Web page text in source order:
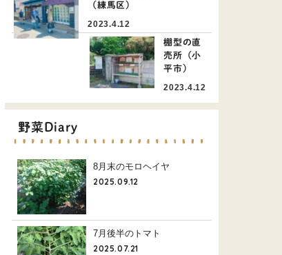
（練馬区）
2023.4.12
棚型の直
売所（小
平市）
2023.4.12
野菜Diary
8月末のモロヘイヤ
2025.09.12
7月後半のトマト
2025.07.21